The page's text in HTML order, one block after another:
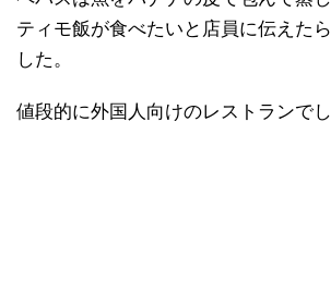
ティモ飯が食べたいと店員に伝えた
した。
値段的に外国人向けのレストランでし